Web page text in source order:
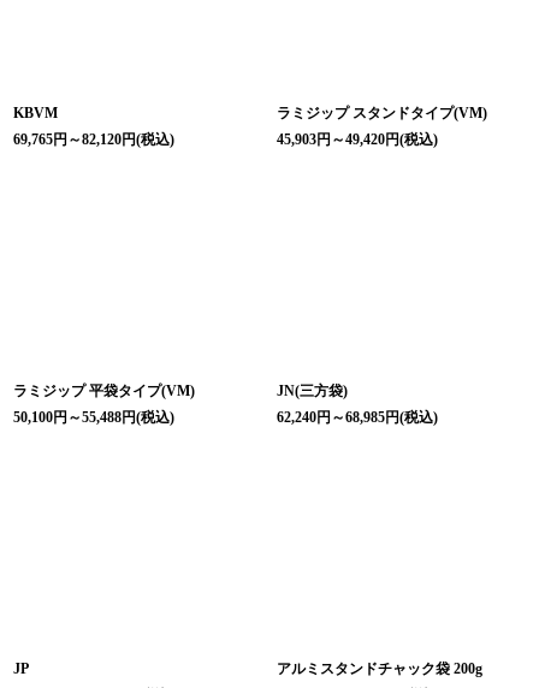
KBVM
69,765円 ～82,120円(税込)
ラミジップ スタンドタイプ(VM)
45,903円 ～49,420円(税込)
ラミジップ 平袋タイプ(VM)
50,100円 ～55,488円(税込)
JN(三方袋)
62,240円 ～68,985円(税込)
JP
アルミスタンドチャック袋 200g